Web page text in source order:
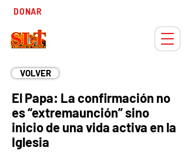
DONAR
VOLVER
El Papa: La confirmación no
es “extremaunción” sino
inicio de una vida activa en la
Iglesia